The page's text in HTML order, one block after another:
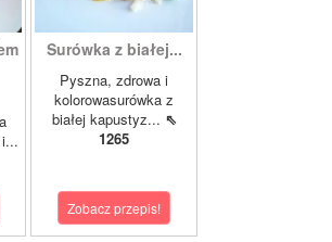
Surówka z białej...
Pyszna, zdrowa i
kolorowasurówka z
białej kapustyz... ⇖
1265
Zobacz przepis!